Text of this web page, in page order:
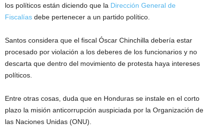
los políticos están diciendo que la Dirección General de
Fiscalías debe pertenecer a un partido político.
Santos considera que el fiscal Óscar Chinchilla debería estar
procesado por violación a los deberes de los funcionarios y no
descarta que dentro del movimiento de protesta haya intereses
políticos.
Entre otras cosas, duda que en Honduras se instale en el corto
plazo la misión anticorrupción auspiciada por la Organización de
las Naciones Unidas (ONU).